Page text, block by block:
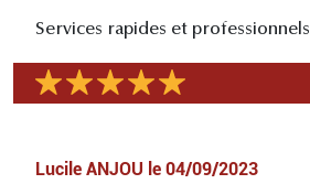
Services rapides et professionnels
Lucile ANJOU le 04/09/2023